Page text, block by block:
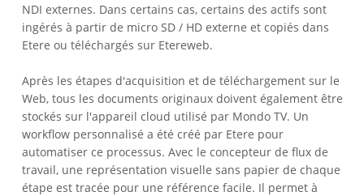
NDI externes. Dans certains cas, certains des actifs sont
ingérés à partir de micro SD / HD externe et copiés dans
Etere ou téléchargés sur Etereweb.
Après les étapes d'acquisition et de téléchargement sur le
Web, tous les documents originaux doivent également être
stockés sur l'appareil cloud utilisé par Mondo TV. Un
workflow personnalisé a été créé par Etere pour
automatiser ce processus. Avec le concepteur de flux de
travail, une représentation visuelle sans papier de chaque
étape est tracée pour une référence facile. Il permet à